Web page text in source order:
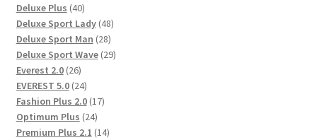
Deluxe Plus 4040
Produkte
Deluxe Sport Lady 4848
Produkte
Deluxe Sport Man 2828
Produkte
Deluxe Sport Wave 2929
Everest 2.0 2626
Produkte
EVEREST 5.0 2424
Produkte
Fashion Plus 2.0 1717
Optimum Plus 2424
Produkte
Premium Plus 2.1 1414